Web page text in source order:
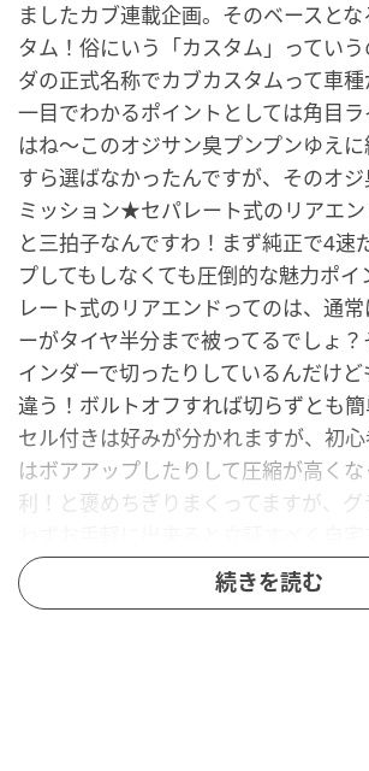
ましたカブ連載企画。そのベースと
タム！俗にいう「カスタム」ってい
ダの正式名称でカブカスタムって車種
一目でわかるポイントとしては角目
はね～このオジサン臭プンプンゆえ
すら選ばなかったんですが、そのオ
ミッション★セパレート式のリアエ
と三拍子なんですわ！まず純正で4速
プしてもしなくても圧倒的な魅力ポ
レート式のリアエンドってのは、通
ーがタイヤ半分まで被ってるでしょ
インダーで切ったりしているんだけ
違う！ボルトオフすれば切らずとも簡
セル付きは好みが分かれますが、初
はボアアップしたりして圧縮が高く
利！と褒めちぎりまくってますが、
ランダにて遂行して参ります！そし
イよりも可愛い感じの女子学生に乗
続きを読む